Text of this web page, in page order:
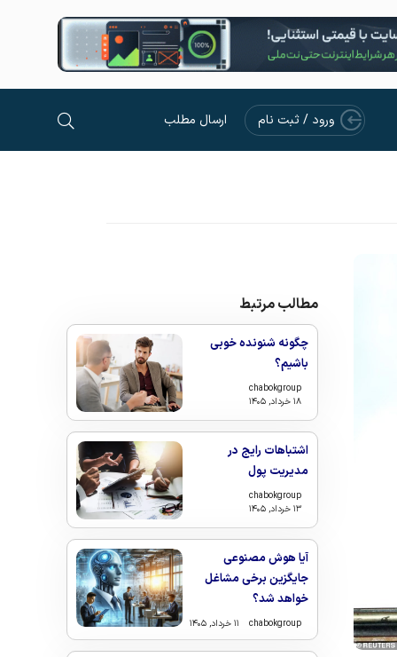
ورود / ثبت نام ارسال مطلب
مطالب مرتبط
چگونه شنونده خوبی
باشیم؟
chabokgroup
۱۸ خرداد, ۱۴۰۵
اشتباهات رایج در
مدیریت پول
chabokgroup
۱۳ خرداد, ۱۴۰۵
آیا هوش مصنوعی
جایگزین برخی مشاغل
خواهد شد؟
chabokgroup ۱۱ خرداد, ۱۴۰۵